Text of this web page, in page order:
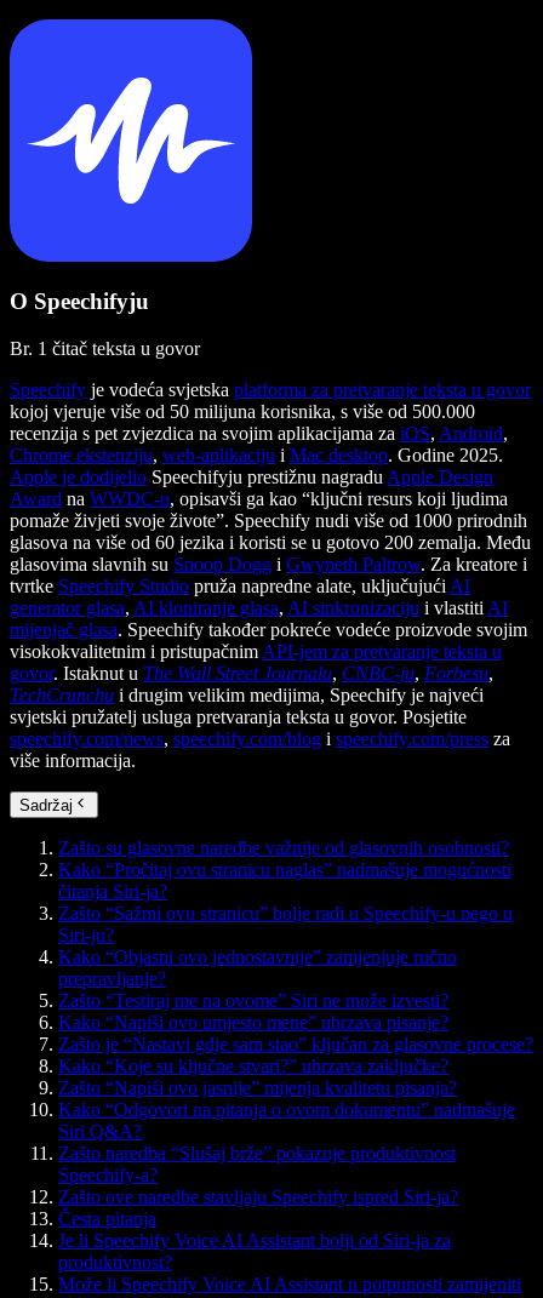
O Speechifyju
Br. 1 čitač teksta u govor
Speechify je vodeća svjetska platforma za pretvaranje teksta u govor
kojoj vjeruje više od 50 milijuna korisnika, s više od 500.000
recenzija s pet zvjezdica na svojim aplikacijama za iOS, Android,
Chrome ekstenziju, web-aplikaciju i Mac desktop. Godine 2025.
Apple je dodijelio Speechifyju prestižnu nagradu Apple Design
Award na WWDC-u, opisavši ga kao “ključni resurs koji ljudima
pomaže živjeti svoje živote”. Speechify nudi više od 1000 prirodnih
glasova na više od 60 jezika i koristi se u gotovo 200 zemalja. Među
glasovima slavnih su Snoop Dogg i Gwyneth Paltrow. Za kreatore i
tvrtke Speechify Studio pruža napredne alate, uključujući AI
generator glasa, AI kloniranje glasa, AI sinkronizaciju i vlastiti AI
mijenjač glasa. Speechify također pokreće vodeće proizvode svojim
visokokvalitetnim i pristupačnim API-jem za pretvaranje teksta u
govor. Istaknut u The Wall Street Journalu, CNBC-ju, Forbesu,
TechCrunchu i drugim velikim medijima, Speechify je najveći
svjetski pružatelj usluga pretvaranja teksta u govor. Posjetite
speechify.com/news, speechify.com/blog i speechify.com/press za
više informacija.
Sadržaj
Zašto su glasovne naredbe važnije od glasovnih osobnosti?
Kako “Pročitaj ovu stranicu naglas” nadmašuje mogućnosti
čitanja Siri-ja?
Zašto “Sažmi ovu stranicu” bolje radi u Speechify-u nego u
Siri-ju?
Kako “Objasni ovo jednostavnije” zamjenjuje ručno
prepravljanje?
Zašto “Testiraj me na ovome” Siri ne može izvesti?
Kako “Napiši ovo umjesto mene” ubrzava pisanje?
Zašto je “Nastavi gdje sam stao” ključan za glasovne procese?
Kako “Koje su ključne stvari?” ubrzava zaključke?
Zašto “Napiši ovo jasnije” mijenja kvalitetu pisanja?
Kako “Odgovori na pitanja o ovom dokumentu” nadmašuje
Siri Q&A?
Zašto naredba “Slušaj brže” pokazuje produktivnost
Speechify-a?
Zašto ove naredbe stavljaju Speechify ispred Siri-ja?
Česta pitanja
Je li Speechify Voice AI Assistant bolji od Siri-ja za
produktivnost?
Može li Speechify Voice AI Assistant u potpunosti zamijeniti